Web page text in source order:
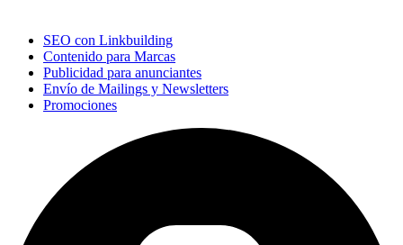
SEO con Linkbuilding
Contenido para Marcas
Publicidad para anunciantes
Envío de Mailings y Newsletters
Promociones